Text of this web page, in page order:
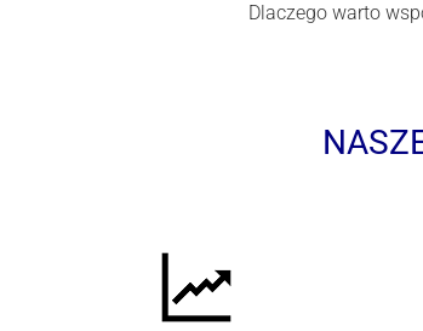
Dlaczego warto